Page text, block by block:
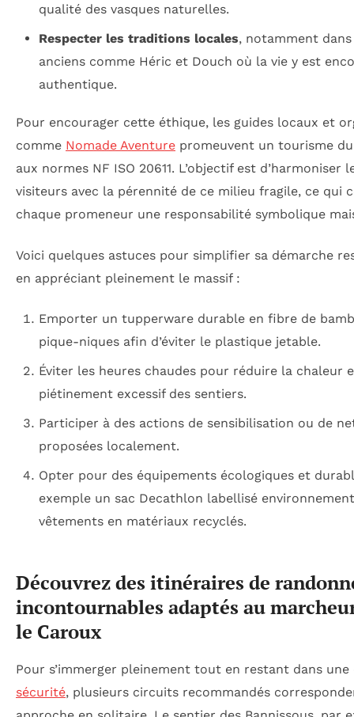
qualité des vasques naturelles.
Respecter les traditions locales, notamment
anciens comme Héric et Douch où la vie y est
authentique.
Pour encourager cette éthique, les guides locaux et
comme Nomade Aventure promeuvent un tourisme
aux normes NF ISO 20611. L’objectif est d’harmoniser
visiteurs avec la pérennité de ce milieu fragile, ce qui
chaque promeneur une responsabilité symbolique
Voici quelques astuces pour simplifier sa démarche
en appréciant pleinement le massif :
Emporter un tupperware durable en fibre de
pique-niques afin d’éviter le plastique jetable.
Éviter les heures chaudes pour réduire la chaleur
piétinement excessif des sentiers.
Participer à des actions de sensibilisation ou de
proposées localement.
Opter pour des équipements écologiques et
exemple un sac Decathlon labellisé
vêtements en matériaux recyclés.
Découvrez des itinéraires de
incontournables adaptés au
le Caroux
Pour s’immerger pleinement tout en restant dans une
sécurité, plusieurs circuits recommandés